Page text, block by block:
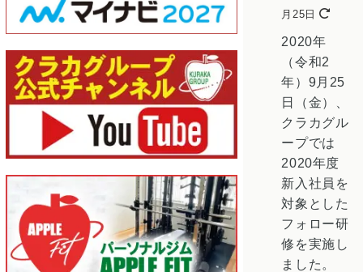
月25日
2020年
（令和2
年）9月25
日（金）、
クラカグル
ープでは
2020年度
新入社員を
対象とした
フォロー研
修を実施し
ました。